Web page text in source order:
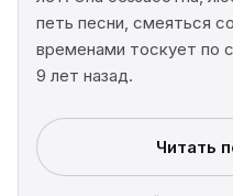
петь песни, смеяться
временами тоскует по
9 лет назад.
Читать